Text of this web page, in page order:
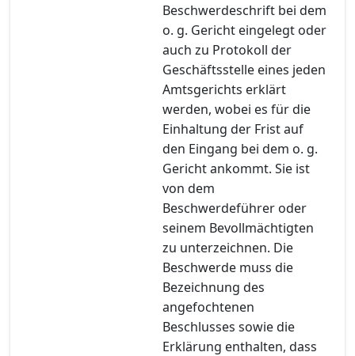
Beschwerdeschrift bei dem
o. g. Gericht eingelegt oder
auch zu Protokoll der
Geschäftsstelle eines jeden
Amtsgerichts erklärt
werden, wobei es für die
Einhaltung der Frist auf
den Eingang bei dem o. g.
Gericht ankommt. Sie ist
von dem
Beschwerdeführer oder
seinem Bevollmächtigten
zu unterzeichnen. Die
Beschwerde muss die
Bezeichnung des
angefochtenen
Beschlusses sowie die
Erklärung enthalten, dass